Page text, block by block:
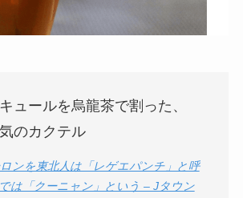
ュールを烏龍茶で割った、
のカクテル
ンを東北人は「レゲエパンチ」と呼
は「クーニャン」という – Jタウン